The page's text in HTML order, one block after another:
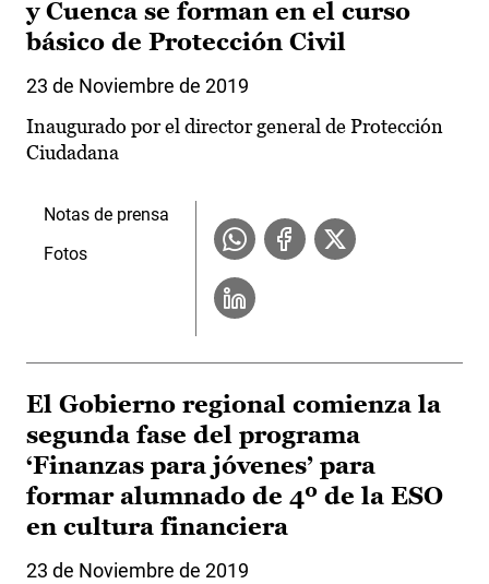
y Cuenca se forman en el curso
básico de Protección Civil
23 de Noviembre de 2019
Inaugurado por el director general de Protección
Ciudadana
Notas de prensa
Fotos
El Gobierno regional comienza la
segunda fase del programa
‘Finanzas para jóvenes’ para
formar alumnado de 4º de la ESO
en cultura financiera
23 de Noviembre de 2019